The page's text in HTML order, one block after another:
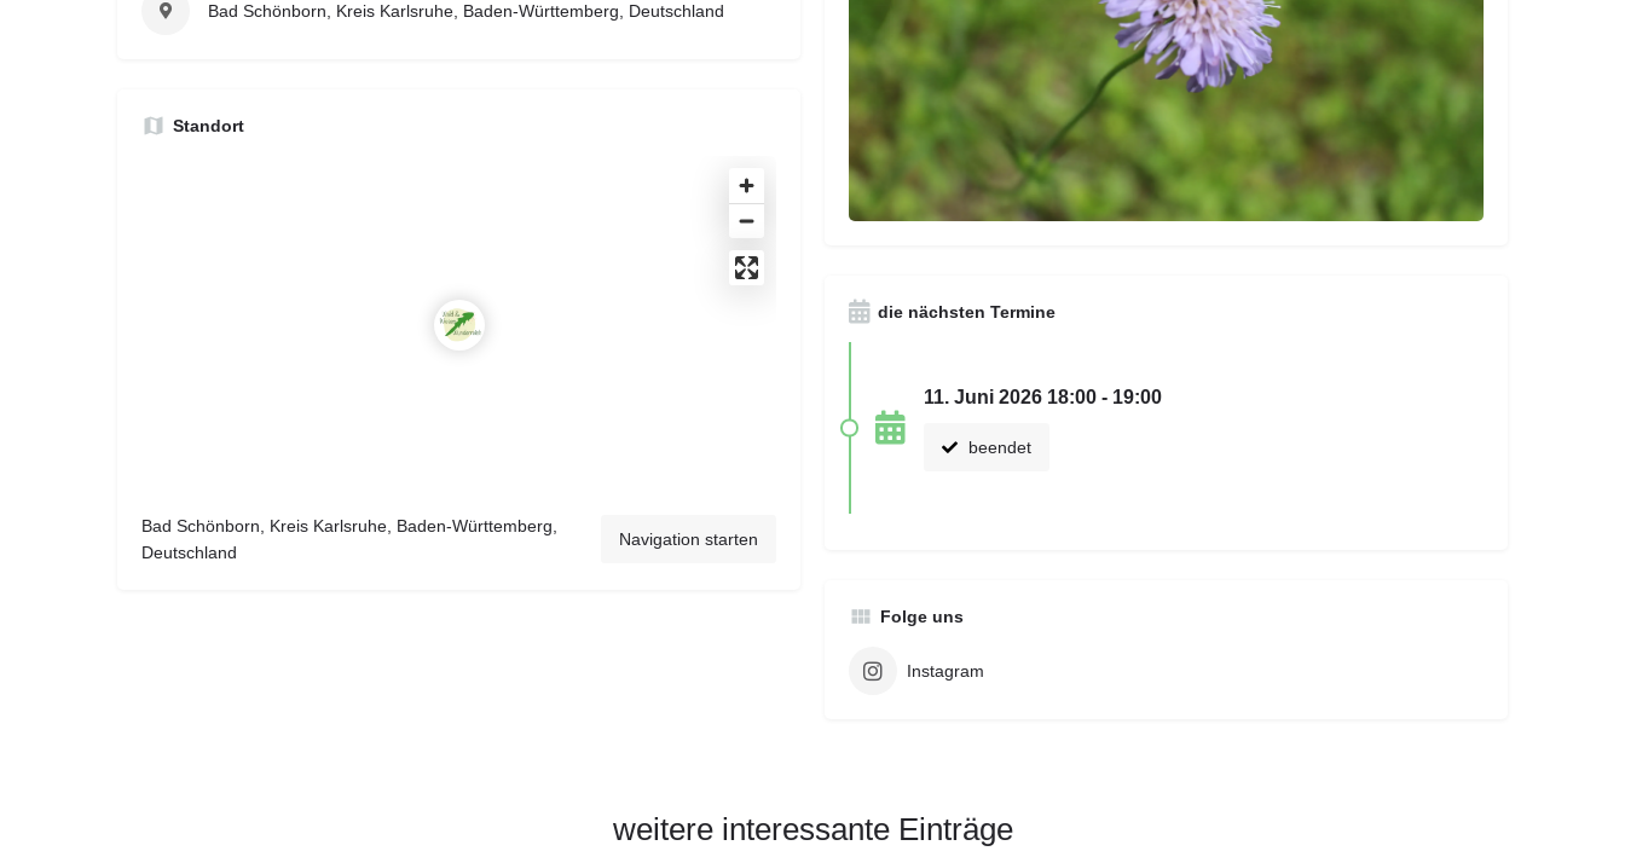
Bad Schönborn, Kreis Karlsruhe, Baden-Württemberg, Deutschland
Standort
Bad Schönborn, Kreis Karlsruhe, Baden-Württemberg,
Deutschland
Navigation starten
die nächsten Termine
11. Juni 2026 18:00 - 19:00
beendet
Folge uns
Instagram
weitere interessante Einträge